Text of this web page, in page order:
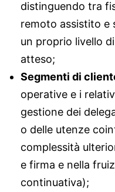
distinguendo tra
remoto assistito e
un proprio livello
atteso;
Segmenti di
operative e i
gestione dei
o delle utenze
complessità
e firma e nella
continuativa);